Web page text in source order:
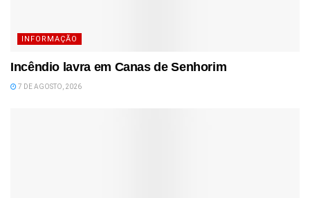
INFORMAÇÃO
Incêndio lavra em Canas de Senhorim
7 DE AGOSTO, 2026